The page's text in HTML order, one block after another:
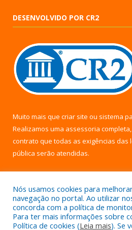
DESENVOLVIDO POR CR2
Muito mais que criar site ou sistema
Realizamos uma assessoria
contrato que todas as exigências das
pública serão atendidas.
Nós usamos cookies para
navegação no portal. Ao utilizar
concorda com a política de
Para ter mais informações sobre
Política de cookies (Leia mais). Se